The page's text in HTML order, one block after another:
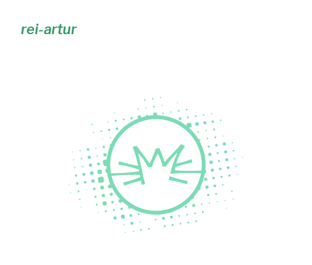
rei-artur